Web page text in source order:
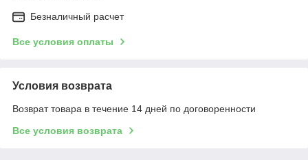
Безналичный расчет
Все условия оплаты
Условия возврата
Возврат товара в течение 14 дней по договоренности
Все условия возврата